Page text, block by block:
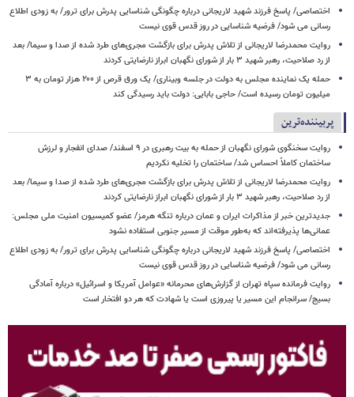
اختصاصی/ پاسخ فرزند شهید لاریجانی درباره چگونگی شناسایی پدرش برای ترور/ به زودی اطلاع
رسانی می شود/ فرضیه شناسایی در روز قدس قوی نیست
روایت محمدرضا لاریجانی از تلاش پدرش برای بازگشت مجری‌های طرد شده از صدا و سیما/ بعد
از رد صلاحیت، رهبر شهید ۳ بار از شورای نگهبان ابراز نارضایتی کردند
حمله یک نماینده مجلس به دولت در جلسه وبیناری/ یک ورق قرص از ۲۰۰ هزار تومان به ۳
میلیون تومان رسیده است/ حاجی بابایی: دولت باید رسیدگی کند
پربیننده‌ترین
روایت سخنگوی شورای نگهبان از حمله به بیت رهبری در ۹ اسفند/ صدای انفجار و لرزش
ساختمان کاملاً احساس شد/ ساختمان را تخلیه نکردیم
روایت محمدرضا لاریجانی از تلاش پدرش برای بازگشت مجری‌های طرد شده از صدا و سیما/ بعد
از رد صلاحیت، رهبر شهید ۳ بار از شورای نگهبان ابراز نارضایتی کردند
جدیدترین خبر از مذاکرات ایران و عمان درباره تنگه هرمز/ عضو کمیسیون امنیت ملی مجلس:
عمانی‌ها پذیرفته‌اند که به‌طور موقت از مسیر جنوبی استفاده نشود
اختصاصی/ پاسخ فرزند شهید لاریجانی درباره چگونگی شناسایی پدرش برای ترور/ به زودی اطلاع
رسانی می شود/ فرضیه شناسایی در روز قدس قوی نیست
روایت فرمانده سپاه تهران از گزارش‌های محرمانه «عوامل آمریکا و اسرائیل» درباره آمادگی
بسیج/ سرانجام این مسیر یا پیروزی است یا شهادت که هر دو افتخار است